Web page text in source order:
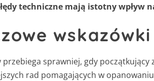
techniczne mają istotny wpływ
przebiega sprawniej, gdy
rad pomagających w